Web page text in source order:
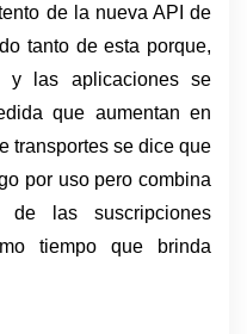
de la nueva API de
tanto de esta porque,
y las aplicaciones se
que aumentan en
transportes se dice que
por uso pero combina
de las suscripciones
tiempo que brinda